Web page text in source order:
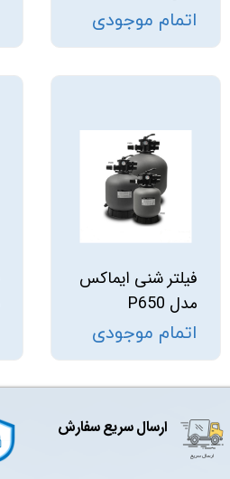
اتمام موجودی
فیلتر شنی ایماکس
مدل P650
اتمام موجودی
ارسال سریع سفارش